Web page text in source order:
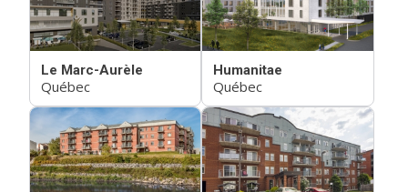
Le Marc-Aurèle
Québec
Humanitae
Québec